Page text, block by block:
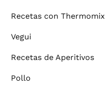
Recetas con Thermomix
Vegui
Recetas de Aperitivos
Pollo